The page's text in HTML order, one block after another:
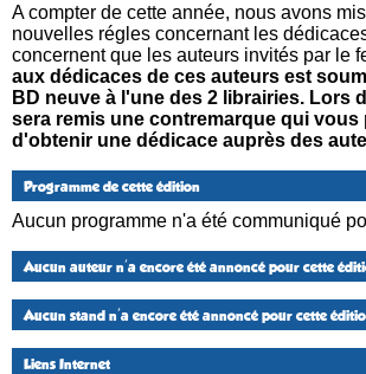
A compter de cette année, nous avons
nouvelles régles concernant les
concernent que les auteurs invités par le
aux dédicaces de ces auteurs est
BD neuve à l'une des 2 librairies. Lors
sera remis une contremarque qui vous
d'obtenir une dédicace auprès des
Programme de cette édition
Aucun programme n'a été communiqué
Aucun auteur n'a encore été annoncé pour cette
Aucun stand n'a encore été annoncé pour cette
Liens Internet